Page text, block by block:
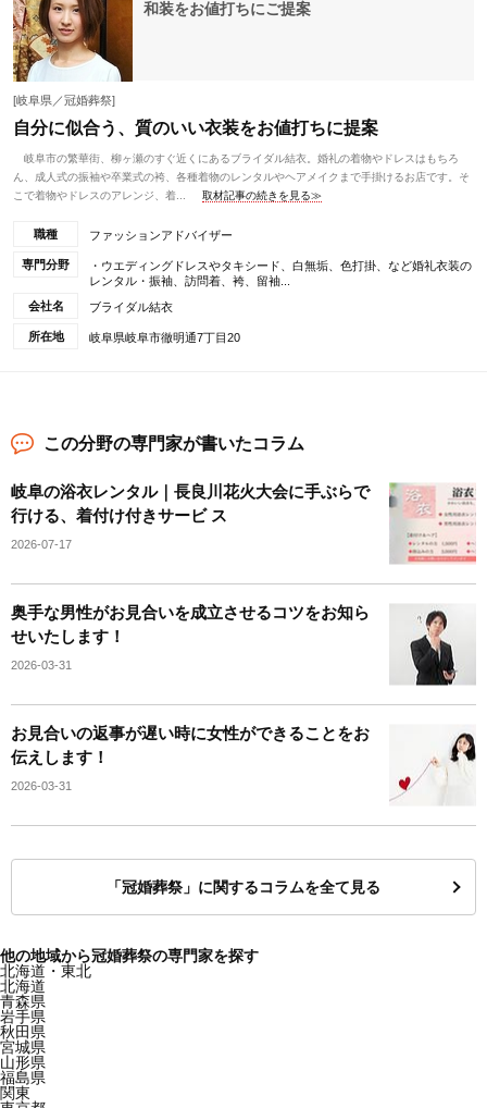
和装をお値打ちにご提案
[岐阜県／冠婚葬祭]
自分に似合う、質のいい衣装をお値打ちに提案
岐阜市の繁華街、柳ヶ瀬のすぐ近くにあるブライダル結衣。婚礼の着物やドレスはもちろ
ん、成人式の振袖や卒業式の袴、各種着物のレンタルやヘアメイクまで手掛けるお店です。そ
こで着物やドレスのアレンジ、着...
取材記事の続きを見る≫
職種 ファッションアドバイザー
専門分野
・ウエディングドレスやタキシード、白無垢、色打掛、など婚礼衣装の
レンタル・振袖、訪問着、袴、留袖...
会社名
ブライダル結衣
所在地 岐阜県岐阜市徹明通7丁目20
この分野の専門家が書いたコラム
岐阜の浴衣レンタル｜長良川花火大会に手ぶらで
行ける、着付け付きサービ ス
2026-07-17
奥手な男性がお見合いを成立させるコツをお知ら
せいたします！
2026-03-31
お見合いの返事が遅い時に女性ができることをお
伝えします！
2026-03-31
「冠婚葬祭」に関するコラムを全て見る
他の地域から冠婚葬祭の専門家を探す
北海道・東北
北海道
青森県
岩手県
秋田県
宮城県
山形県
福島県
関東